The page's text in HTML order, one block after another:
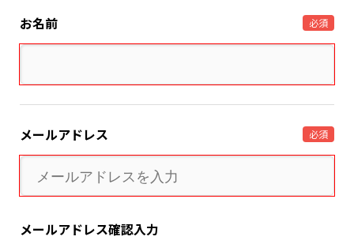
お名前 必須
メールアドレス 必須
メールアドレス確認入力